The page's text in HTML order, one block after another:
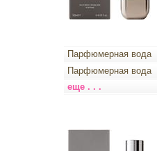
Парфюмерная вода
Парфюмерная вода
еще . . .